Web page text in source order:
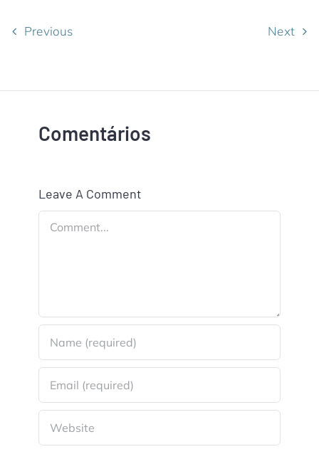
Previous Next
Comentários
Leave A Comment
Comment